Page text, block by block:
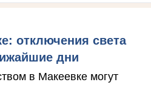
отключения света
дни
в Макеевке могут